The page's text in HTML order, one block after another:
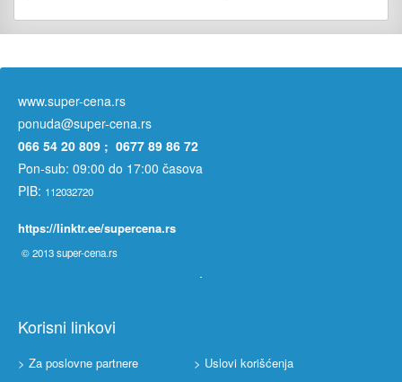
www.super-cena.rs
ponuda@super-cena.rs
066 54 20 809 ; 0677 89 86 72
Pon-sub: 09:00 do 17:00 časova
PIB: 112032720
https://linktr.ee/supercena.rs
© 2013super-cena.rs
Korisni linkovi
> Za poslovne partnere
> Uslovi korišćenja